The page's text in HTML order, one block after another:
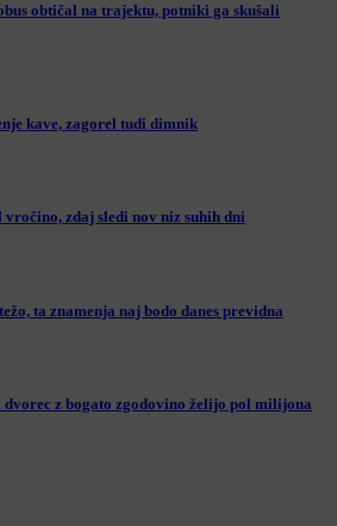
obtičal na trajektu, potniki ga skušali
kave, zagorel tudi dimnik
zdaj sledi nov niz suhih dni
ta znamenja naj bodo danes previdna
z bogato zgodovino želijo pol milijona